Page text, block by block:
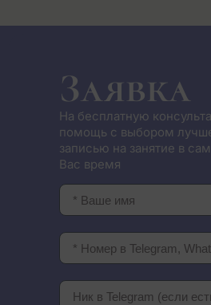
Заявка
На бесплатную
помощь с выбором
записью на занятие в
Вас время